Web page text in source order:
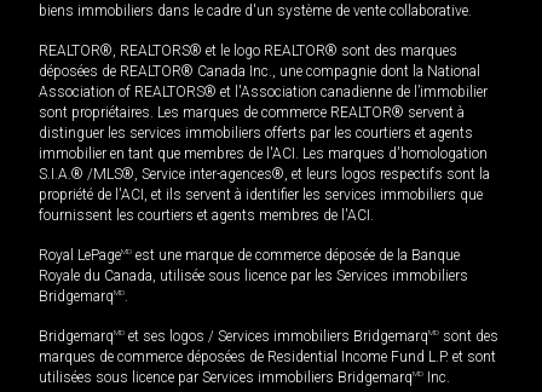
biens immobiliers dans le cadre d'un système de vente collaborative.
REALTOR®, REALTORS® et le logo REALTOR® sont des marques
déposées de REALTOR® Canada Inc., une compagnie dont la National
Association of REALTORS® et l'Association canadienne de l’immobilier
sont propriétaires. Les marques de commerce REALTOR® servent à
distinguer les services immobiliers offerts par les courtiers et agents
immobilier en tant que membres de l'ACI. Les marques d'homologation
S.I.A.® /MLS®, Service inter-agences®, et leurs logos respectifs sont la
propriété de l'ACI, et ils servent à identifier les services immobiliers que
fournissent les courtiers et agents membres de l'ACI.
Royal LePageMD est une marque de commerce déposée de la Banque
Royale du Canada, utilisée sous licence par les Services immobiliers
BridgemarqMD.
BridgemarqMD et ses logos / Services immobiliers BridgemarqMD sont des
marques de commerce déposées de Residential Income Fund L.P. et sont
utilisées sous licence par Services immobiliers BridgemarqMD Inc.